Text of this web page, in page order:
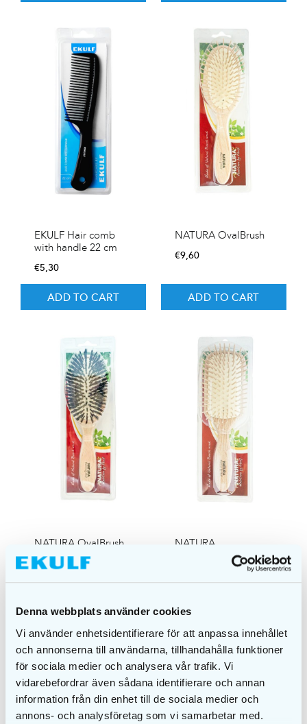
Denna webbplats använder cookies
Vi använder enhetsidentifierare för att anpassa innehållet
och annonserna till användarna, tillhandahålla funktioner
för sociala medier och analysera vår trafik. Vi
vidarebefordrar även sådana identifierare och annan
information från din enhet till de sociala medier och
annons- och analysföretag som vi samarbetar med.
EKULF Hair comb
with handle 22 cm
€5,30
ADD TO CART
NATURA OvalBrush
€9,60
ADD TO CART
NATURA OvalBrush
Mixed
€ 10,00
ADD TO CART
NATURA